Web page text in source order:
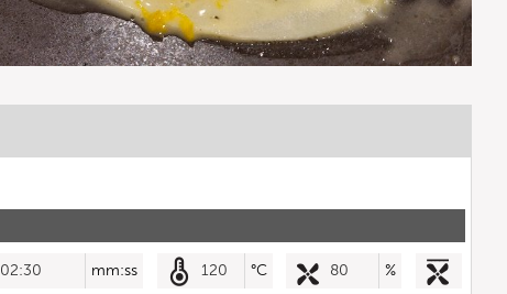
02:30 mm:ss 120 °C 80 %